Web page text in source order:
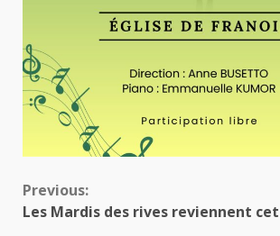
Continue
Previous:
Les Mardis des rives reviennent